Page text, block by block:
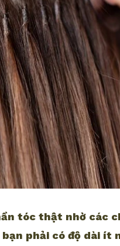
tóc thật nhờ các
phải có độ dài ít